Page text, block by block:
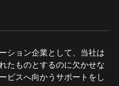
ション企業として、当社は
たものとするのに欠かせな
ビスへ向かうサポートをし